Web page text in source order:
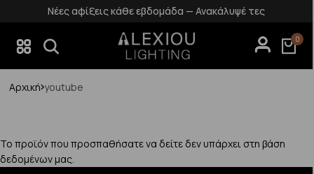
Νέες αφίξεις κάθε εβδομάδα — Ανακάλυψέ τες
0
Αρχική youtube
Το προϊόν που προσπαθήσατε να δείτε δεν υπάρχει στη βάση
δεδομένων μας.